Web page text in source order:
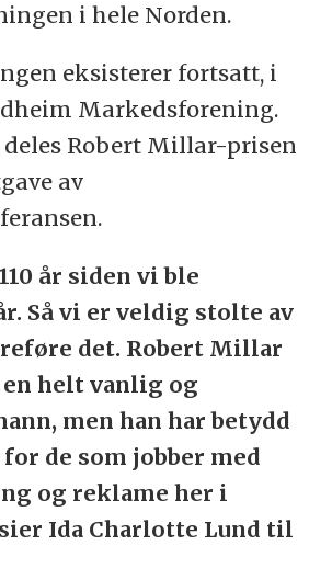
i hele Norden.
eksisterer fortsatt, i
Markedsforening.
deles Robert Millar-prisen
av
år siden vi ble
Så vi er veldig stolte av
det. Robert Millar
helt vanlig og
men han har betydd
de som jobber med
og reklame her i
Ida Charlotte Lund til